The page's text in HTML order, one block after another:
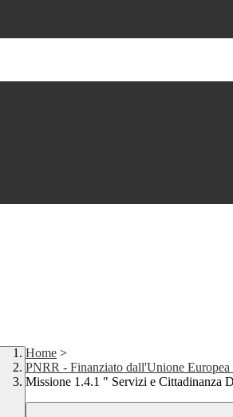
Home >
PNRR - Finanziato dall'Unione
Missione 1.4.1 " Servizi e Cittadinanza